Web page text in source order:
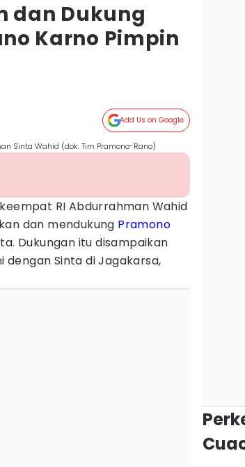
dan Dukung
Karno Pimpin
Add Us on Google
Sinta Wahid (dok. Tim Pramono-Rano)
RI Abdurrahman Wahid
dan mendukung Pramono
Dukungan itu disampaikan
Sinta di Jagakarsa,